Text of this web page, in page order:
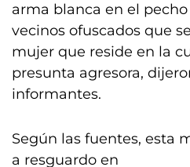
arma blanca en el
vecinos ofuscados que
mujer que reside en la
presunta agresora,
informantes.
Según las fuentes, esta
a resguardo en